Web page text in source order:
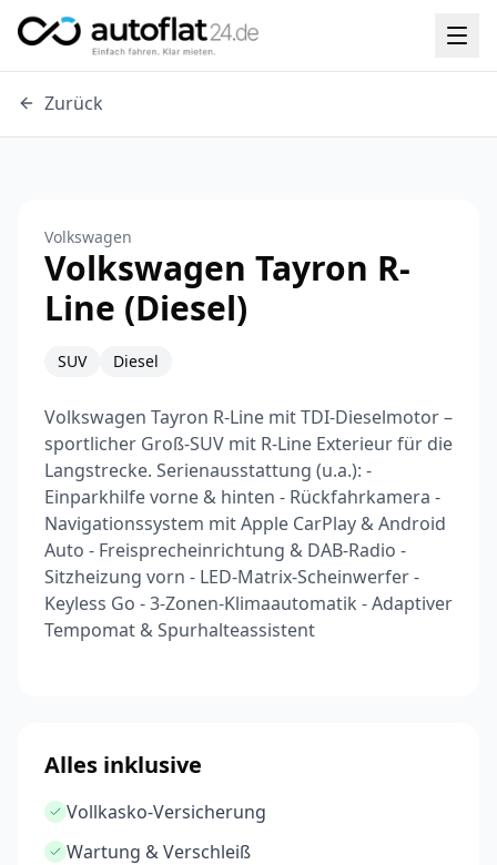
Zurück
Volkswagen
Volkswagen Tayron R-
Line (Diesel)
SUV Diesel
Volkswagen Tayron R-Line mit TDI-Dieselmotor –
sportlicher Groß-SUV mit R-Line Exterieur für die
Langstrecke. Serienausstattung (u.a.): -
Einparkhilfe vorne & hinten - Rückfahrkamera -
Navigationssystem mit Apple CarPlay & Android
Auto - Freisprecheinrichtung & DAB-Radio -
Sitzheizung vorn - LED-Matrix-Scheinwerfer -
Keyless Go - 3-Zonen-Klimaautomatik - Adaptiver
Tempomat & Spurhalteassistent
Alles inklusive
Vollkasko-Versicherung
Wartung & Verschleiß